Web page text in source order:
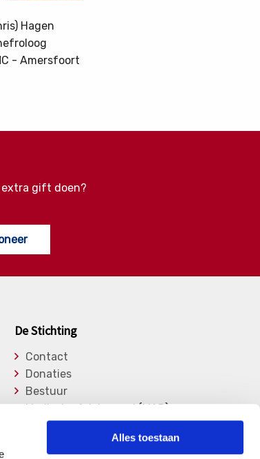
Alles toestaan
Hagen
- Amersfoort
extra gift doen?
De Stichting
Contact
Donaties
Bestuur
Medische Adviesraad (MAR)
Lid worden
Over de stichting